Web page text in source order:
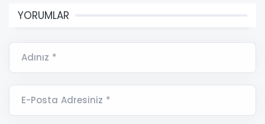
YORUMLAR
Adınız *
E-Posta Adresiniz *